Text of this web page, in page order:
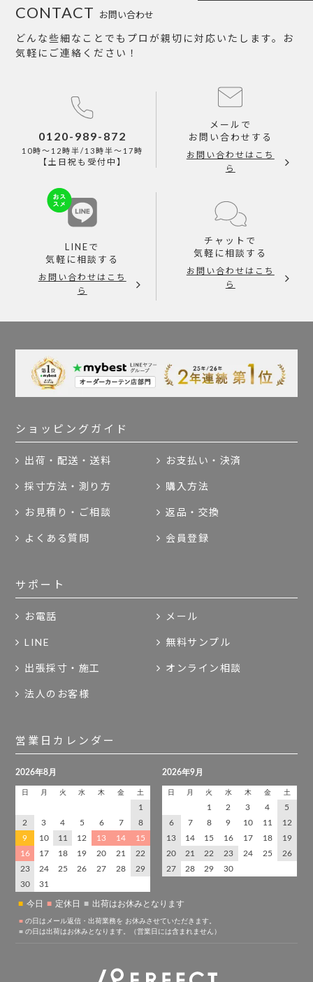
お問い合わせ
CONTACT
どんな些細なことでもプロが親切に対応いたします。お
気軽にご連絡ください！
0120-989-872
10時～12時半/13時半～17時
【土日祝も受付中】
メールで
お問い合わせする
お問い合わせはこち
ら
LINEで
気軽に相談する
お問い合わせはこち
ら
チャットで
気軽に相談する
お問い合わせはこち
ら
ショッピングガイド
出荷・配送・送料 お支払い・決済
採寸方法・測り方 購入方法
お見積り・ご相談 返品・交換
よくある質問 会員登録
サポート
お電話 メール
LINE 無料サンプル
出張採寸・施工 オンライン相談
法人のお客様
営業日カレンダー